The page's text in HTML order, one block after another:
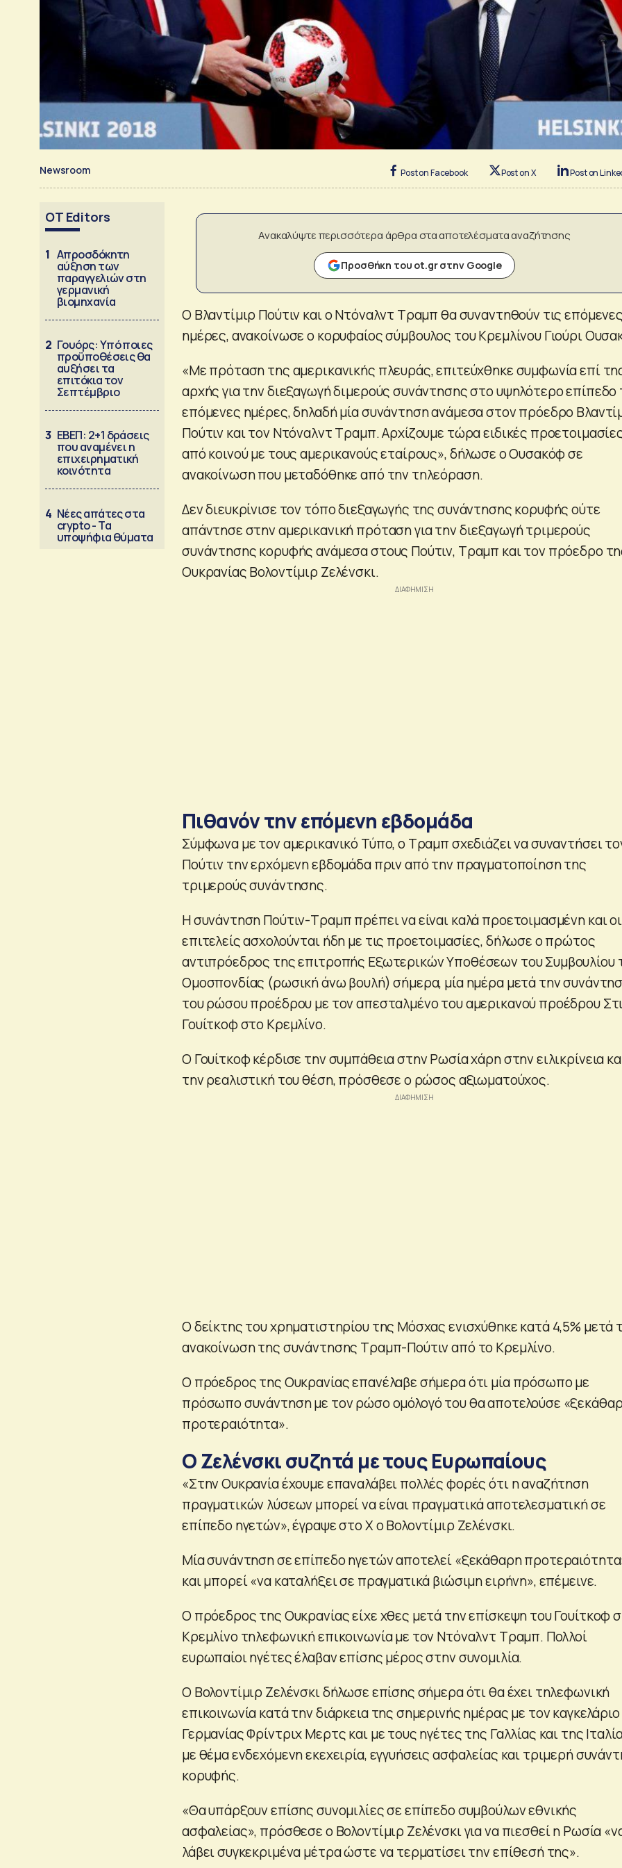
Newsroom Post on Facebook Post on X Post on
OT Editors
1 Απροσδόκητη
αύξηση των
παραγγελιών στη
γερμανική
βιομηχανία
2 Γουόρς: Υπό ποιες
προϋποθέσεις θα
αυξήσει τα
επιτόκια τον
Σεπτέμβριο
3 ΕΒΕΠ: 2+1 δράσεις
που αναμένει η
επιχειρηματική
κοινότητα
4 Νέες απάτες στα
crypto - Τα
υποψήφια θύματα
Ανακαλύψτε περισσότερα άρθρα στα αποτελέσματα αναζήτησης
Προσθήκη του ot.gr στην Google
Ο Βλαντίμιρ Πούτιν και ο Ντόναλντ Τραμπ θα συναντηθούν τις
ημέρες, ανακοίνωσε ο κορυφαίος σύμβουλος του Κρεμλίνου Γιούρι
«Με πρόταση της αμερικανικής πλευράς, επιτεύχθηκε συμφωνία επί
αρχής για την διεξαγωγή διμερούς συνάντησης στο υψηλότερο επίπεδο
επόμενες ημέρες, δηλαδή μία συνάντηση ανάμεσα στον πρόεδρο
Πούτιν και τον Ντόναλντ Τραμπ. Αρχίζουμε τώρα ειδικές
από κοινού με τους αμερικανούς εταίρους», δήλωσε ο Ουσακόφ σε
ανακοίνωση που μεταδόθηκε από την τηλεόραση.
Δεν διευκρίνισε τον τόπο διεξαγωγής της συνάντησης κορυφής ούτε
απάντησε στην αμερικανική πρόταση για την διεξαγωγή τριμερούς
συνάντησης κορυφής ανάμεσα στους Πούτιν, Τραμπ και τον πρόεδρο
Ουκρανίας Βολοντίμιρ Ζελένσκι.
Πιθανόν την επόμενη εβδομάδα
Σύμφωνα με τον αμερικανικό Τύπο, ο Τραμπ σχεδιάζει να συναντήσει
Πούτιν την ερχόμενη εβδομάδα πριν από την πραγματοποίηση της
τριμερούς συνάντησης.
Η συνάντηση Πούτιν-Τραμπ πρέπει να είναι καλά προετοιμασμένη και οι
επιτελείς ασχολούνται ήδη με τις προετοιμασίες, δήλωσε ο πρώτος
αντιπρόεδρος της επιτροπής Εξωτερικών Υποθέσεων του Συμβουλίου
Ομοσπονδίας (ρωσική άνω βουλή) σήμερα, μία ημέρα μετά την
του ρώσου προέδρου με τον απεσταλμένο του αμερικανού προέδρου
Γουίτκοφ στο Κρεμλίνο.
Ο Γουίτκοφ κέρδισε την συμπάθεια στην Ρωσία χάρη στην ειλικρίνεια
την ρεαλιστική του θέση, πρόσθεσε ο ρώσος αξιωματούχος.
Ο δείκτης του χρηματιστηρίου της Μόσχας ενισχύθηκε κατά 4,5% μετά
ανακοίνωση της συνάντησης Τραμπ-Πούτιν από το Κρεμλίνο.
Ο πρόεδρος της Ουκρανίας επανέλαβε σήμερα ότι μία πρόσωπο με
πρόσωπο συνάντηση με τον ρώσο ομόλογό του θα αποτελούσε
προτεραιότητα».
Ο Ζελένσκι συζητά με τους Ευρωπαίους
«Στην Ουκρανία έχουμε επαναλάβει πολλές φορές ότι η αναζήτηση
πραγματικών λύσεων μπορεί να είναι πραγματικά αποτελεσματική σε
επίπεδο ηγετών», έγραψε στο Χ ο Βολοντίμιρ Ζελένσκι.
Μία συνάντηση σε επίπεδο ηγετών αποτελεί «ξεκάθαρη
και μπορεί «να καταλήξει σε πραγματικά βιώσιμη ειρήνη», επέμεινε.
Ο πρόεδρος της Ουκρανίας είχε χθες μετά την επίσκεψη του Γουίτκοφ
Κρεμλίνο τηλεφωνική επικοινωνία με τον Ντόναλντ Τραμπ. Πολλοί
ευρωπαίοι ηγέτες έλαβαν επίσης μέρος στην συνομιλία.
Ο Βολοντίμιρ Ζελένσκι δήλωσε επίσης σήμερα ότι θα έχει τηλεφωνική
επικοινωνία κατά την διάρκεια της σημερινής ημέρας με τον
Γερμανίας Φρίντριχ Μερτς και με τους ηγέτες της Γαλλίας και της
με θέμα ενδεχόμενη εκεχειρία, εγγυήσεις ασφαλείας και τριμερή
κορυφής.
«Θα υπάρξουν επίσης συνομιλίες σε επίπεδο συμβούλων εθνικής
ασφαλείας», πρόσθεσε ο Βολοντίμιρ Ζελένσκι για να πιεσθεί η Ρωσία
λάβει συγκεκριμένα μέτρα ώστε να τερματίσει την επίθεσή της».